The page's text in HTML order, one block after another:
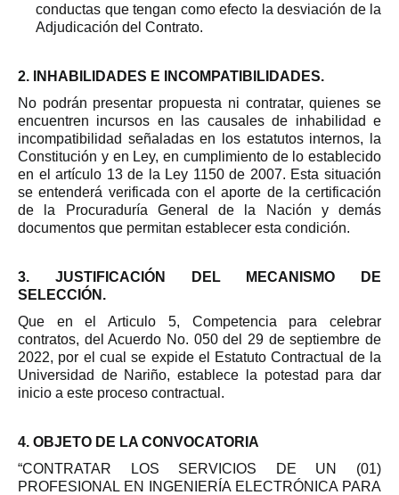
conductas que tengan como efecto la desviación de la
Adjudicación del Contrato.
2. INHABILIDADES E INCOMPATIBILIDADES.
No podrán presentar propuesta ni contratar, quienes se
encuentren incursos en las causales de inhabil idad e
incompatibilidad señaladas en los estatutos internos, la
Constitución y en Ley, en cumplimiento de lo establecido
en el artículo 13 de la Ley 1150 de 2007. Esta situación
se entenderá verificada con el aporte de la certificación
de la Procuraduría General de la Nación y demás
documentos que permitan establecer esta condición.
3. JUSTIFICACIÓN DEL MECANISMO DE
SELECCIÓN.
Que en el Articulo 5, Competencia para celebrar
contratos, del Acuerdo No. 050 del 29 de septiembre de
2022, por el cual se expide el Estatuto Contractual de la
Universidad de Nariño, establece la potestad para dar
inicio a este proceso contractual.
4. OBJETO DE LA CONVOCATORIA
“CONTRATAR LOS SERVICIOS DE UN (01)
PROFESIONAL EN INGENIERÍA ELECTRÓNICA PARA